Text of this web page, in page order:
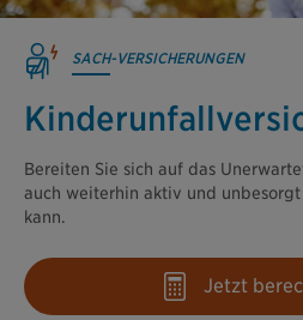
SACH-VERSICHERUNGEN
Bereiten Sie sich auf das
auch weiterhin aktiv und
kann.
Jetzt